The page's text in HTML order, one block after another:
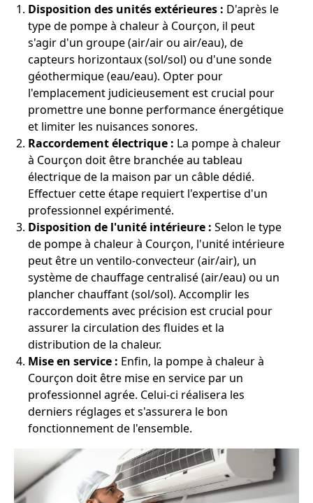
Disposition des unités extérieures : D'après le
type de pompe à chaleur à Courçon, il peut
s'agir d'un groupe (air/air ou air/eau), de
capteurs horizontaux (sol/sol) ou d'une sonde
géothermique (eau/eau). Opter pour
l'emplacement judicieusement est crucial pour
promettre une bonne performance énergétique
et limiter les nuisances sonores.
Raccordement électrique : La pompe à chaleur
à Courçon doit être branchée au tableau
électrique de la maison par un câble dédié.
Effectuer cette étape requiert l'expertise d'un
professionnel expérimenté.
Disposition de l'unité intérieure : Selon le type
de pompe à chaleur à Courçon, l'unité intérieure
peut être un ventilo-convecteur (air/air), un
système de chauffage centralisé (air/eau) ou un
plancher chauffant (sol/sol). Accomplir les
raccordements avec précision est crucial pour
assurer la circulation des fluides et la
distribution de la chaleur.
Mise en service : Enfin, la pompe à chaleur à
Courçon doit être mise en service par un
professionnel agrée. Celui-ci réalisera les
derniers réglages et s'assurera le bon
fonctionnement de l'ensemble.